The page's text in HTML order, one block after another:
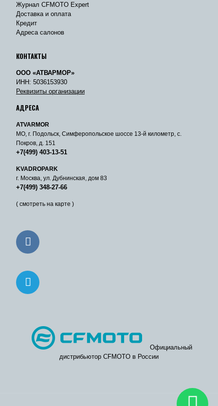
Журнал CFMOTO Expert
Доставка и оплата
Кредит
Адреса салонов
КОНТАКТЫ
ООО «АТВАРМОР»
ИНН: 5036153930
Реквизиты организации
АДРЕСА
ATVARMOR
МО, г. Подольск, Симферопольское шоссе 13-й километр, с.
Покров, д. 151
+7(499) 403-13-51
KVADROPARK
г. Москва, ул. Дубнинская, дом 83
+7(499) 348-27-66
( смотреть на карте )
Официальный
дистрибьютор CFMOTO в России